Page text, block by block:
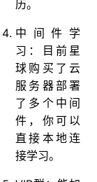
历。
中间件学
习：目前星
球购买了云
服务器部署
了多个中间
件，你可以
直接本地连
接学习。